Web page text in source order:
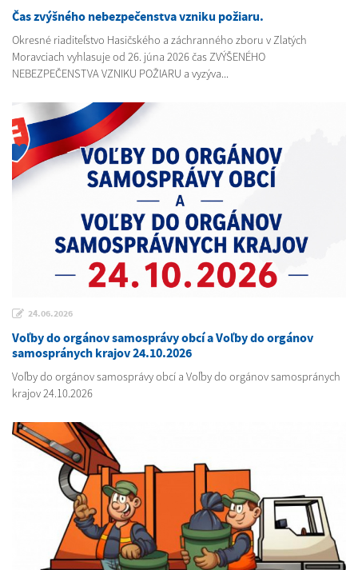
Čas zvýšného nebezpečenstva vzniku požiaru.
Okresné riaditeľstvo Hasičského a záchranného zboru v Zlatých
Moravciach vyhlasuje od 26. júna 2026 čas ZVÝŠENÉHO
NEBEZPEČENSTVA VZNIKU POŽIARU a vyzýva...
24.06.2026
Voľby do orgánov samosprávy obcí a Voľby do orgánov
samospránych krajov 24.10.2026
Voľby do orgánov samosprávy obcí a Voľby do orgánov samospránych
krajov 24.10.2026